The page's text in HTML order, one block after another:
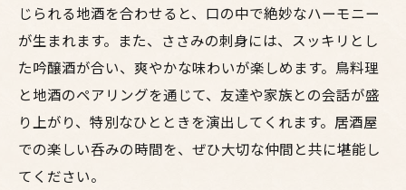
じられる地酒を合わせると、口の中で絶妙なハーモニー
が生まれます。また、ささみの刺身には、スッキリとし
た吟醸酒が合い、爽やかな味わいが楽しめます。鳥料理
と地酒のペアリングを通じて、友達や家族との会話が盛
り上がり、特別なひとときを演出してくれます。居酒屋
での楽しい呑みの時間を、ぜひ大切な仲間と共に堪能し
てください。